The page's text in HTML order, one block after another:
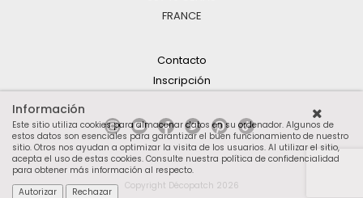
FRANCE
Contacto
Inscripción
Copyright Décopatch 2026
Información
Este sitio utiliza cookies para almacenar datos en su ordenador. Algunos de
estos datos son esenciales para garantizar el buen funcionamiento de nuestro
sitio. Otros nos ayudan a optimizar la visita de los usuarios. Al utilizar el sitio,
acepta el uso de estas cookies. Consulte nuestra política de confidencialidad
para obtener más información al respecto.
Autorizar
Rechazar